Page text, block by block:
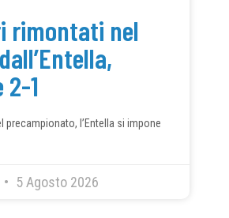
rimontati nel
1
precampionato, l’Entella si impone
5 Agosto 2026